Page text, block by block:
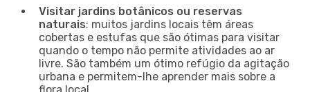
Visitar jardins botânicos ou reservas
naturais: muitos jardins locais têm áreas
cobertas e estufas que são ótimas para visitar
quando o tempo não permite atividades ao ar
livre. São também um ótimo refúgio da agitação
urbana e permitem-lhe aprender mais sobre a